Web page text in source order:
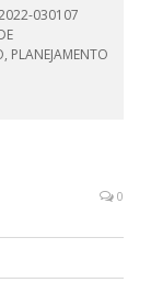
030107
PLANEJAMENTO
0